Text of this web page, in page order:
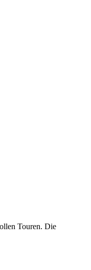
Touren. Die